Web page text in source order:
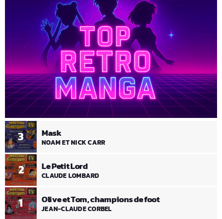
1 Olive et Tom, champions de foot
JEAN-CLAUDE CORBEL
2 Le Petit Lord
CLAUDE LOMBARD
3 Mask
NOAM ET NICK CARR